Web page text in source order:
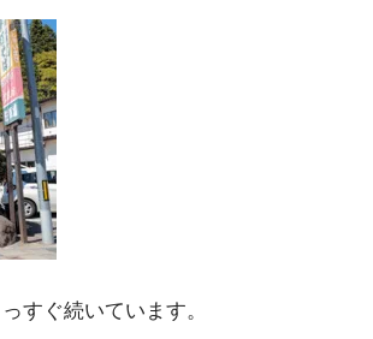
すぐ続いています。